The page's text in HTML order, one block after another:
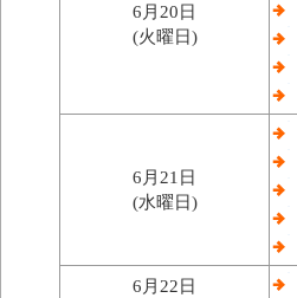
6月20日
(火曜日)
6月21日
(水曜日)
6月22日